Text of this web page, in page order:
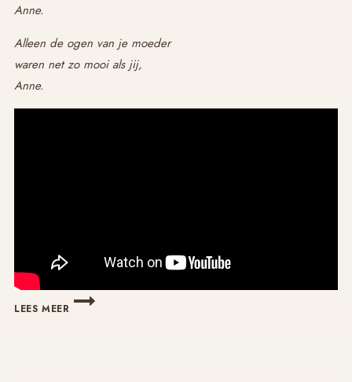
Anne.
Alleen de ogen van je moeder
waren net zo mooi als jij,
Anne.
LEES MEER
HERMAN
VAN